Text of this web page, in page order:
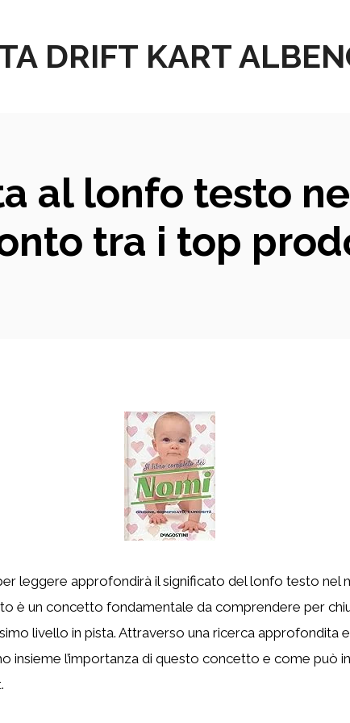
DRIFT KART
al lonfo testo
tra i top
leggere approfondirà il significato del lonfo testo nel
è un concetto fondamentale da comprendere per
livello in pista. Attraverso una ricerca approfondita
insieme l’importanza di questo concetto e come può